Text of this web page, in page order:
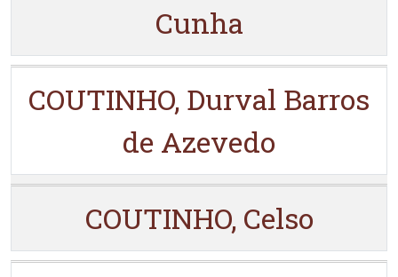
Cunha
COUTINHO, Durval Barros
de Azevedo
COUTINHO, Celso